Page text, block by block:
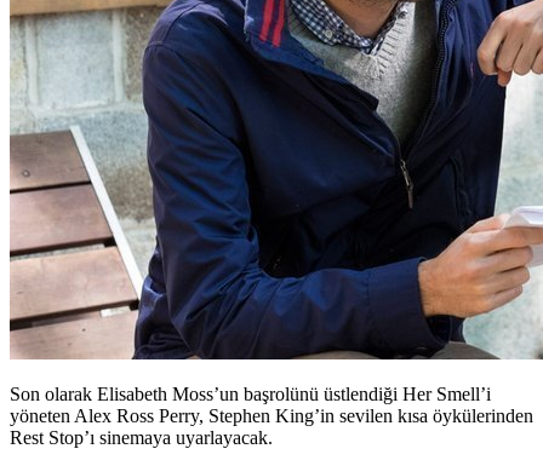
Son olarak Elisabeth Moss’un başrolünü üstlendiği Her Smell’i
yöneten Alex Ross Perry, Stephen King’in sevilen kısa öykülerinden
Rest Stop’ı sinemaya uyarlayacak.